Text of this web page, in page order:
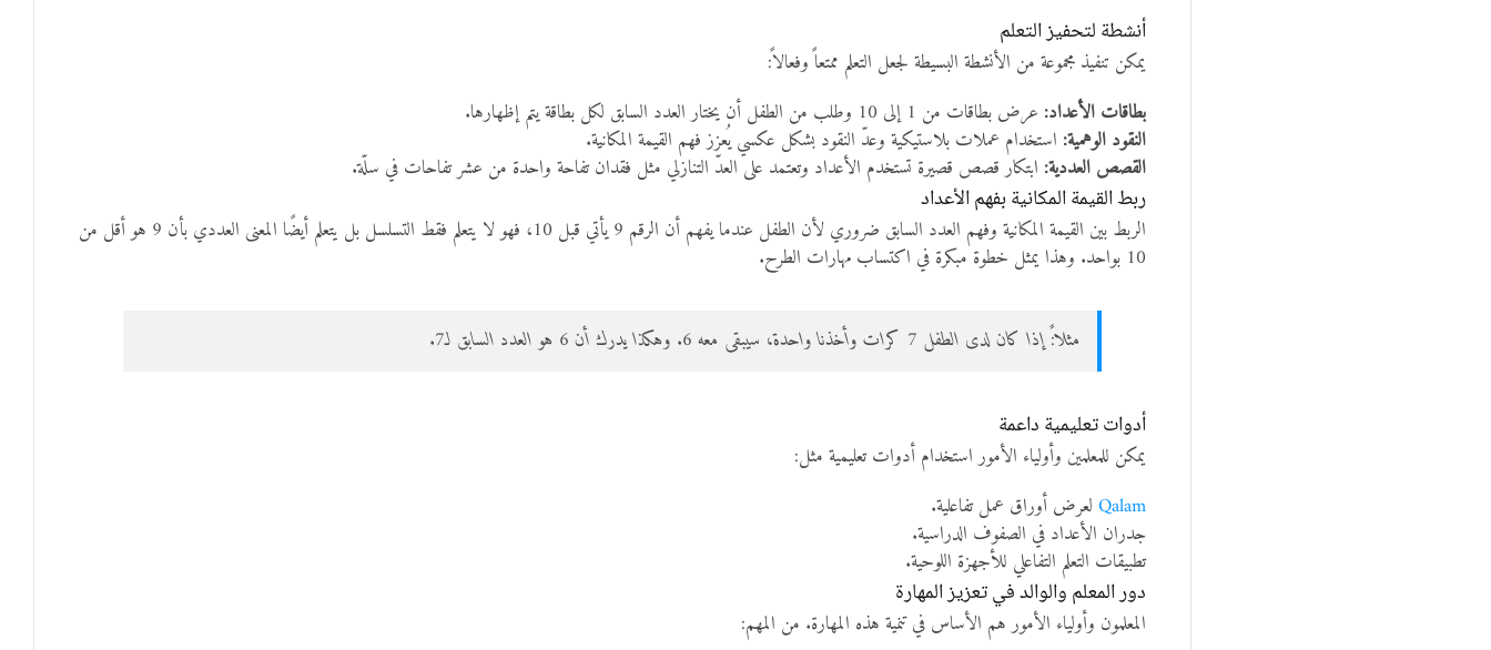
أنشطة لتحفيز التعلم
يمكن تنفيذ مجموعة من الأنشطة البسيطة لجعل التعلم ممتعاً وفعالاً:
بطاقات الأعداد: عرض بطاقات من 1 إلى 10 وطلب من الطفل أن يختار العدد السابق لكل بطاقة يتم إظهارها.
النقود الوهمية: استخدام عملات بلاستيكية وعدّ النقود بشكل عكسي يُعزز فهم القيمة المكانية.
القصص العددية: ابتكار قصص قصيرة تستخدم الأعداد وتعتمد على العدّ التنازلي مثل فقدان تفاحة واحدة من عشر تفاحات في سلّة.
ربط القيمة المكانية بفهم الأعداد
الربط بين القيمة المكانية وفهم العدد السابق ضروري لأن الطفل عندما يفهم أن الرقم 9 يأتي قبل 10، فهو لا يتعلم فقط التسلسل بل يتعلم أيضًا المعنى العددي بأن 9 هو أقل من
10 بواحد. وهذا يمثل خطوة مبكرة في اكتساب مهارات الطرح.
مثلاً: إذا كان لدى الطفل 7 كرات وأخذنا واحدة، سيبقى معه 6. وهكذا يدرك أن 6 هو العدد السابق لـ7.
أدوات تعليمية داعمة
يمكن للمعلمين وأولياء الأمور استخدام أدوات تعليمية مثل:
Qalam لعرض أوراق عمل تفاعلية.
جدران الأعداد في الصفوف الدراسية.
تطبيقات التعلم التفاعلي للأجهزة اللوحية.
دور المعلم والوالد في تعزيز المهارة
المعلمون وأولياء الأمور هم الأساس في تنمية هذه المهارة. من المهم: